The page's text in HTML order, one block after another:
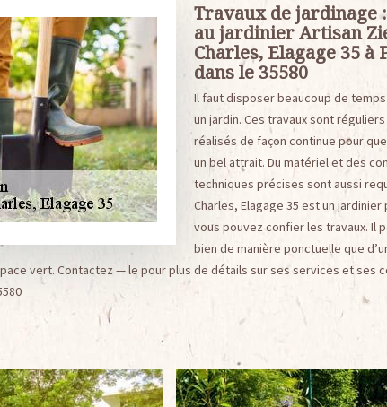
Travaux de jardinage
au jardinier Artisan
Charles, Elagage 35 à
dans le 35580
Il faut disposer beaucoup de
un jardin. Ces travaux sont
réalisés de façon continue pour
un bel attrait. Du matériel et des
techniques précises sont aussi
Charles, Elagage 35 est un
vous pouvez confier les travaux. Il
bien de manière ponctuelle que
vert. Contactez — le pour plus de détails sur ses services et ses